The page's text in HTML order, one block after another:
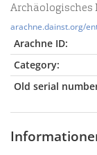
Archäologisches
arachne.dainst.org/
Arachne ID:
Category:
Old serial